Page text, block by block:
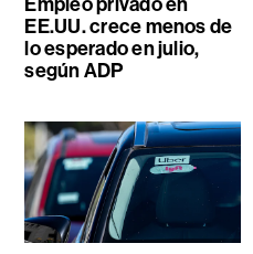
EE.UU. crece menos de
lo esperado en julio,
según ADP